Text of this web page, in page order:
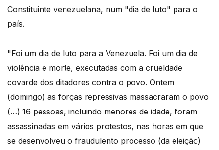
Constituinte venezuelana, num "dia de luto" para o
país.
"Foi um dia de luto para a Venezuela. Foi um dia de
violência e morte, executadas com a crueldade
covarde dos ditadores contra o povo. Ontem
(domingo) as forças repressivas massacraram o povo
(…) 16 pessoas, incluindo menores de idade, foram
assassinadas em vários protestos, nas horas em que
se desenvolveu o fraudulento processo (da eleição)